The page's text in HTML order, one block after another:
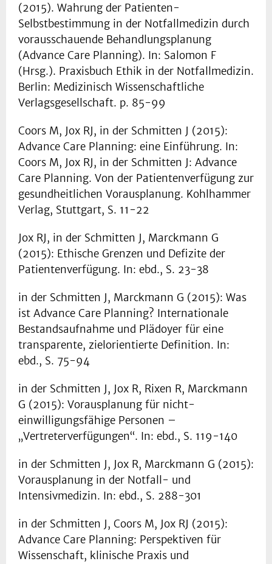
(2015). Wahrung der Patienten-
Selbstbestimmung in der Notfallmedizin durch
vorausschauende Behandlungsplanung
(Advance Care Planning). In: Salomon F
(Hrsg.). Praxisbuch Ethik in der Notfallmedizin.
Berlin: Medizinisch Wissenschaftliche
Verlagsgesellschaft. p. 85-99
Coors M, Jox RJ, in der Schmitten J (2015):
Advance Care Planning: eine Einführung. In:
Coors M, Jox RJ, in der Schmitten J: Advance
Care Planning. Von der Patientenverfügung zur
gesundheitlichen Vorausplanung. Kohlhammer
Verlag, Stuttgart, S. 11-22
Jox RJ, in der Schmitten J, Marckmann G
(2015): Ethische Grenzen und Defizite der
Patientenverfügung. In: ebd., S. 23-38
in der Schmitten J, Marckmann G (2015): Was
ist Advance Care Planning? Internationale
Bestandsaufnahme und Plädoyer für eine
transparente, zielorientierte Definition. In:
ebd., S. 75-94
in der Schmitten J, Jox R, Rixen R, Marckmann
G (2015): Vorausplanung für nicht-
einwilligungsfähige Personen –
„Vertreterverfügungen“. In: ebd., S. 119-140
in der Schmitten J, Jox R, Marckmann G (2015):
Vorausplanung in der Notfall- und
Intensivmedizin. In: ebd., S. 288-301
in der Schmitten J, Coors M, Jox RJ (2015):
Advance Care Planning: Perspektiven für
Wissenschaft, klinische Praxis und